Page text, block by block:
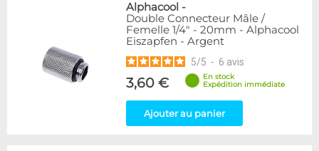
Alphacool -
Double Connecteur Mâle /
Femelle 1/4" - 20mm - Alphacool
Eiszapfen - Argent
5/5 - 6 avis
3,60 €
En stock
Expédition immédiate
Ajouter au panier